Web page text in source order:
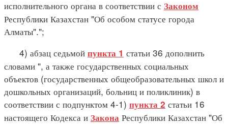
исполнительного органа в соответствии с Законом
Республики Казахстан "Об особом статусе города
Алматы".";
4) абзац седьмой пункта 1 статьи 36 дополнить
словами ", а также государственных социальных
объектов (государственных общеобразовательных школ и
дошкольных организаций, больниц и поликлиник) в
соответствии с подпунктом 4-1) пункта 2 статьи 16
настоящего Кодекса и Закона Республики Казахстан "Об